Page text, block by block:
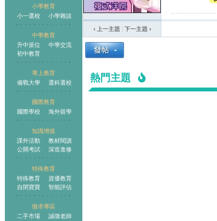
小學教育
小一選校
小學雜談
中學教育
升中派位
中學交流
初中教育
專上教育
備戰大學
選科選校
國際教育
國際學校
海外留學
知識增值
課外活動
教材閱讀
公開考試
深造進修
特殊教育
特殊教育
資優教育
自閉寶寶
智能評估
徵求專區
二手市場
誠徵老師
‹ 上一主題 下一主題 ›
熱門主題